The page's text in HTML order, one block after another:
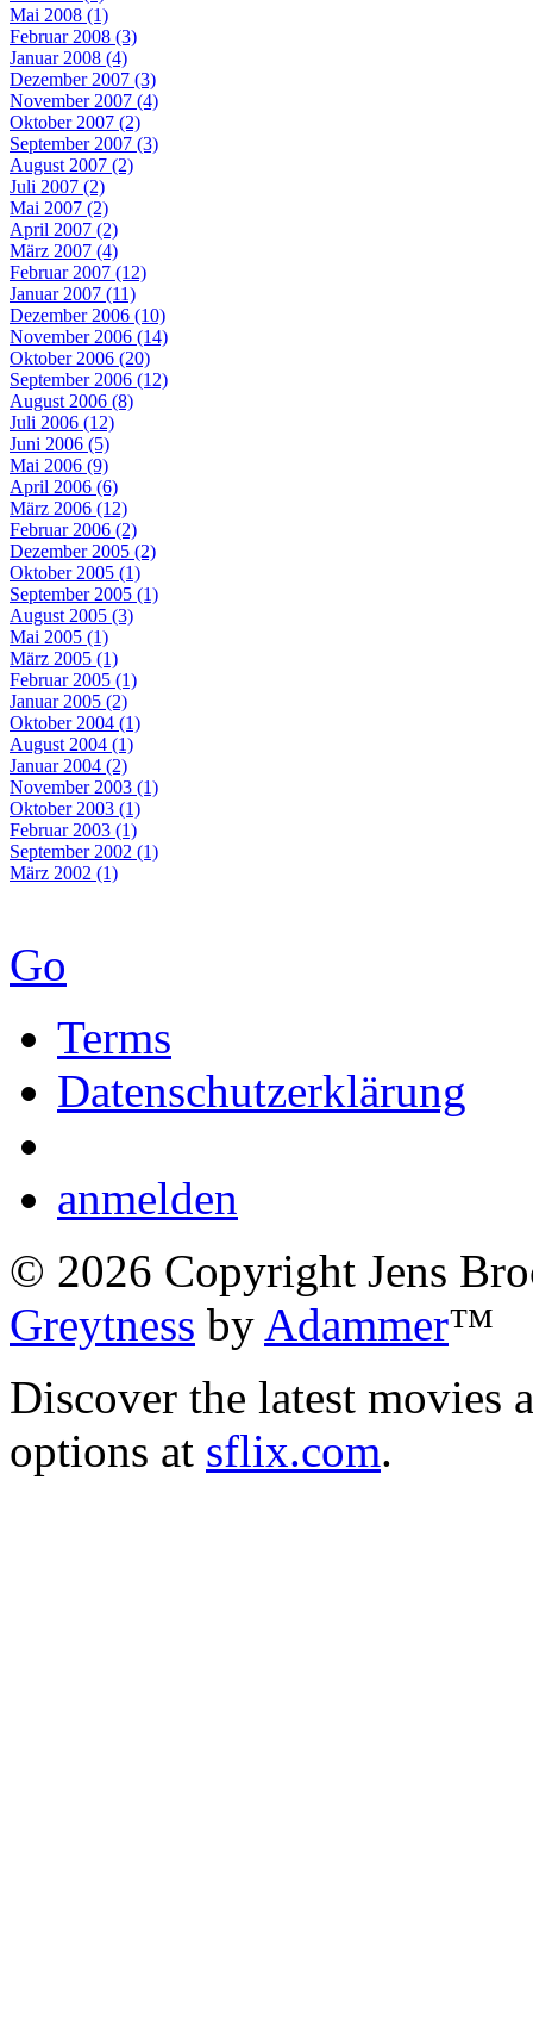
Mai 2008 (1)
Februar 2008 (3)
Januar 2008 (4)
Dezember 2007 (3)
November 2007 (4)
Oktober 2007 (2)
September 2007 (3)
August 2007 (2)
Juli 2007 (2)
Mai 2007 (2)
April 2007 (2)
März 2007 (4)
Februar 2007 (12)
Januar 2007 (11)
Dezember 2006 (10)
November 2006 (14)
Oktober 2006 (20)
September 2006 (12)
August 2006 (8)
Juli 2006 (12)
Juni 2006 (5)
Mai 2006 (9)
April 2006 (6)
März 2006 (12)
Februar 2006 (2)
Dezember 2005 (2)
Oktober 2005 (1)
September 2005 (1)
August 2005 (3)
Mai 2005 (1)
März 2005 (1)
Februar 2005 (1)
Januar 2005 (2)
Oktober 2004 (1)
August 2004 (1)
Januar 2004 (2)
November 2003 (1)
Oktober 2003 (1)
Februar 2003 (1)
September 2002 (1)
März 2002 (1)
Go
Terms
Datenschutzerklärung
anmelden
© 2026 Copyright Jens
Greytness by Adammer™
Discover the latest movies
options at sflix.com.